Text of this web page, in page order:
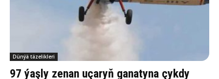
Dünýä täzelikleri
97 ýaşly zenan uçaryň ganatyna çykdy